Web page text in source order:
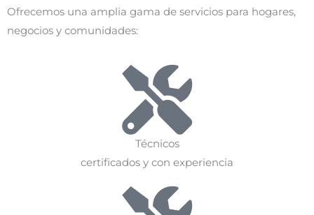
Ofrecemos una amplia gama de servicios para hogares,
negocios y comunidades:
Técnicos
certificados y con experiencia